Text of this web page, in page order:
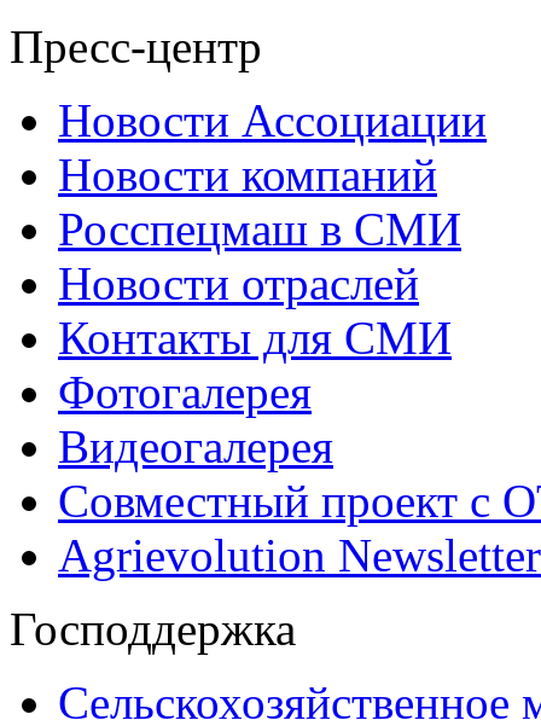
Пресс-центр
Новости Ассоциации
Новости компаний
Росспецмаш в СМИ
Новости отраслей
Контакты для СМИ
Фотогалерея
Видеогалерея
Совместный проект с
Agrievolution Newsletter
Господдержка